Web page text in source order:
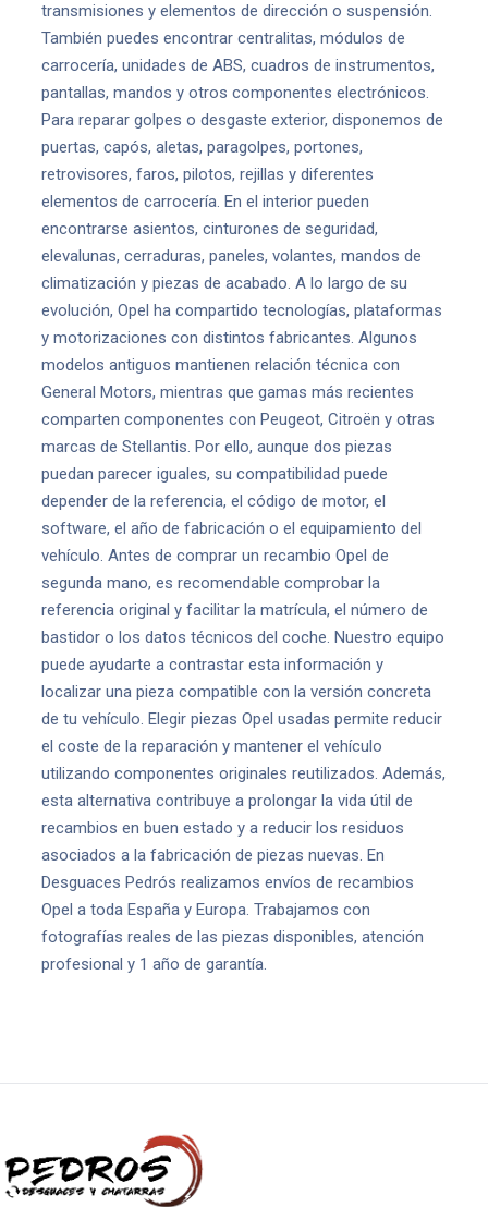
transmisiones y elementos de dirección o suspensión.
También puedes encontrar centralitas, módulos de
carrocería, unidades de ABS, cuadros de instrumentos,
pantallas, mandos y otros componentes electrónicos.
Para reparar golpes o desgaste exterior, disponemos de
puertas, capós, aletas, paragolpes, portones,
retrovisores, faros, pilotos, rejillas y diferentes
elementos de carrocería. En el interior pueden
encontrarse asientos, cinturones de seguridad,
elevalunas, cerraduras, paneles, volantes, mandos de
climatización y piezas de acabado. A lo largo de su
evolución, Opel ha compartido tecnologías, plataformas
y motorizaciones con distintos fabricantes. Algunos
modelos antiguos mantienen relación técnica con
General Motors, mientras que gamas más recientes
comparten componentes con Peugeot, Citroën y otras
marcas de Stellantis. Por ello, aunque dos piezas
puedan parecer iguales, su compatibilidad puede
depender de la referencia, el código de motor, el
software, el año de fabricación o el equipamiento del
vehículo. Antes de comprar un recambio Opel de
segunda mano, es recomendable comprobar la
referencia original y facilitar la matrícula, el número de
bastidor o los datos técnicos del coche. Nuestro equipo
puede ayudarte a contrastar esta información y
localizar una pieza compatible con la versión concreta
de tu vehículo. Elegir piezas Opel usadas permite reducir
el coste de la reparación y mantener el vehículo
utilizando componentes originales reutilizados. Además,
esta alternativa contribuye a prolongar la vida útil de
recambios en buen estado y a reducir los residuos
asociados a la fabricación de piezas nuevas. En
Desguaces Pedrós realizamos envíos de recambios
Opel a toda España y Europa. Trabajamos con
fotografías reales de las piezas disponibles, atención
profesional y 1 año de garantía.